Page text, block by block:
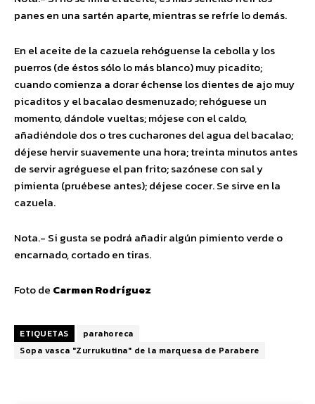
panes en una sartén aparte, mientras se refríe lo demás.
En el aceite de la cazuela rehóguense la cebolla y los
puerros (de éstos sólo lo más blanco) muy picadito;
cuando comienza a dorar échense los dientes de ajo muy
picaditos y el bacalao desmenuzado; rehóguese un
momento, dándole vueltas; mójese con el caldo,
añadiéndole dos o tres cucharones del agua del bacalao;
déjese hervir suavemente una hora; treinta minutos antes
de servir agréguese el pan frito; sazónese con sal y
pimienta (pruébese antes); déjese cocer. Se sirve en la
cazuela.
Nota.- Si gusta se podrá añadir algún pimiento verde o
encarnado, cortado en tiras.
Foto de Carmen Rodríguez
ETIQUETAS
parahoreca
Sopa vasca "Zurrukutina" de la marquesa de Parabere